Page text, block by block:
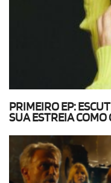
PRIMEIRO EP:
SUA ESTREIA